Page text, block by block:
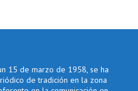
15 de marzo de 1958, se ha
de tradición en la zona